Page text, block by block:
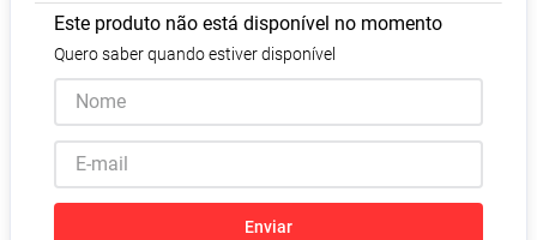
Este produto não está disponível no momento
Quero saber quando estiver disponível
Enviar
10º Lavitan